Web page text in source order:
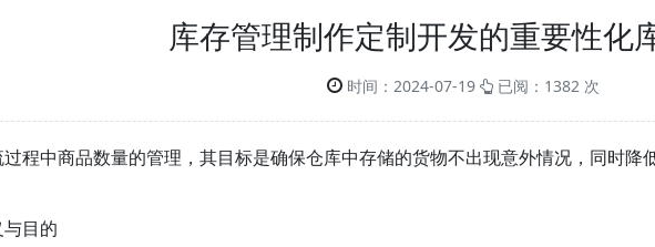
库存管理制作定制开发的重要性化
时间：2024-07-19 已阅：1382 次
程中商品数量的管理，其目标是确保仓库中存储的货物不出现意外情况，同时
目的